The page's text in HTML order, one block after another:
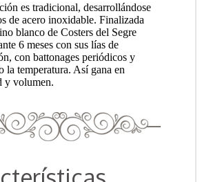
es tradicional, desarrollándose
de acero inoxidable. Finalizada
blanco de Costers del Segre
6 meses con sus lías de
con battonages periódicos y
la temperatura. Así gana en
y volumen.